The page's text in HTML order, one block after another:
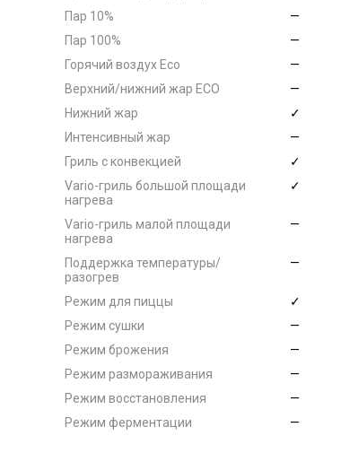
Пар 10%
—
Пар 100%
—
Горячий воздух Eco
—
Верхний/нижний жар ECO
—
Нижний жар
✓
Интенсивный жар
—
Гриль с конвекцией
✓
Vario-гриль большой площади
нагрева
✓
Vario-гриль малой площади
нагрева
—
Поддержка температуры/
разогрев
—
Режим для пиццы
✓
Режим сушки
—
Режим брожения
—
Режим размораживания
—
Режим восстановления
—
Режим ферментации
—